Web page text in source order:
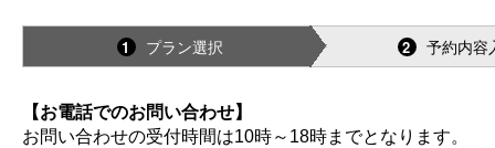
1 プラン選択 2 予約内容
【お電話でのお問い合わせ】
お問い合わせの受付時間は10時～18時までとなります。